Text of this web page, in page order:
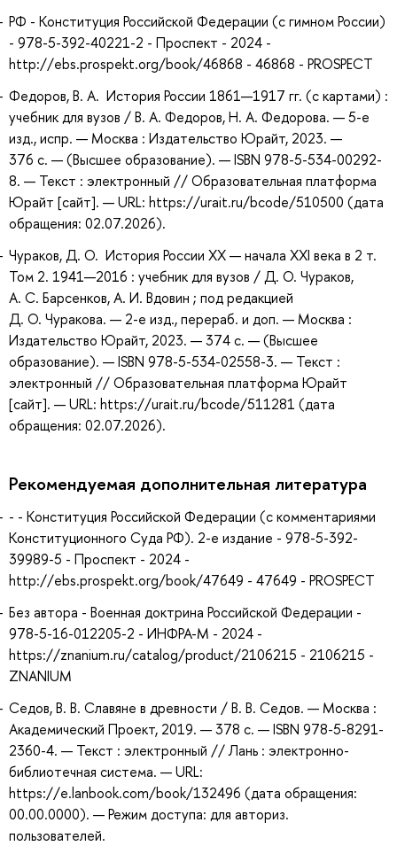
РФ - Конституция Российской Федерации (с гимном России)
- 978-5-392-40221-2 - Проспект - 2024 -
http://ebs.prospekt.org/book/46868 - 46868 - PROSPECT
Федоров, В. А. История России 1861—1917 гг. (с картами) :
учебник для вузов / В. А. Федоров, Н. А. Федорова. — 5-е
изд., испр. — Москва : Издательство Юрайт, 2023. —
376 с. — (Высшее образование). — ISBN 978-5-534-00292-
8. — Текст : электронный // Образовательная платформа
Юрайт [сайт]. — URL: https://urait.ru/bcode/510500 (дата
обращения: 02.07.2026).
Чураков, Д. О. История России XX — начала XXI века в 2 т.
Том 2. 1941—2016 : учебник для вузов / Д. О. Чураков,
А. С. Барсенков, А. И. Вдовин ; под редакцией
Д. О. Чуракова. — 2-е изд., перераб. и доп. — Москва :
Издательство Юрайт, 2023. — 374 с. — (Высшее
образование). — ISBN 978-5-534-02558-3. — Текст :
электронный // Образовательная платформа Юрайт
[сайт]. — URL: https://urait.ru/bcode/511281 (дата
обращения: 02.07.2026).
Рекомендуемая дополнительная литература
- - Конституция Российской Федерации (c комментариями
Конституционного Суда РФ). 2-е издание - 978-5-392-
39989-5 - Проспект - 2024 -
http://ebs.prospekt.org/book/47649 - 47649 - PROSPECT
Без автора - Военная доктрина Российской Федерации -
978-5-16-012205-2 - ИНФРА-М - 2024 -
https://znanium.ru/catalog/product/2106215 - 2106215 -
ZNANIUM
Седов, В. В. Славяне в древности / В. В. Седов. — Москва :
Академический Проект, 2019. — 378 с. — ISBN 978-5-8291-
2360-4. — Текст : электронный // Лань : электронно-
библиотечная система. — URL:
https://e.lanbook.com/book/132496 (дата обращения:
00.00.0000). — Режим доступа: для авториз.
пользователей.